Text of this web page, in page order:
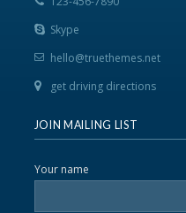
Skype
hello@truethemes.net
get driving directions
JOIN MAILING LIST
Your name